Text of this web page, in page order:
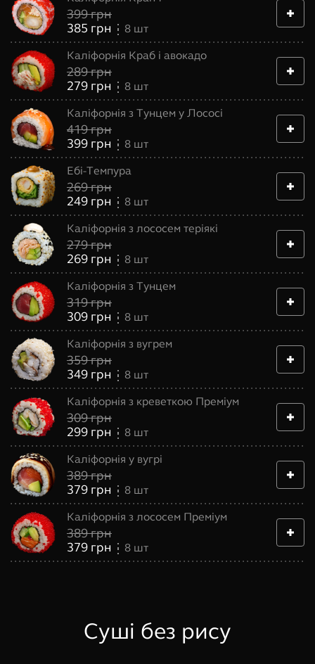
399грн
385 грн 8 шт
Каліфорнія Краб і авокадо
289грн
279 грн 8 шт
Каліфорнія з Тунцем у Лососі
419грн
399 грн 8 шт
Ебі-Темпура
269грн
249 грн 8 шт
Каліфорнія з лососем теріякі
279грн
269 грн 8 шт
Каліфорнія з Тунцем
319грн
309 грн 8 шт
Каліфорнія з вугрем
359грн
349 грн 8 шт
Каліфорнія з креветкою Преміум
309грн
299 грн 8 шт
Каліфорнія у вугрі
389грн
379 грн 8 шт
Каліфорнія з лососем Преміум
389грн
379 грн 8 шт
Суші без рису